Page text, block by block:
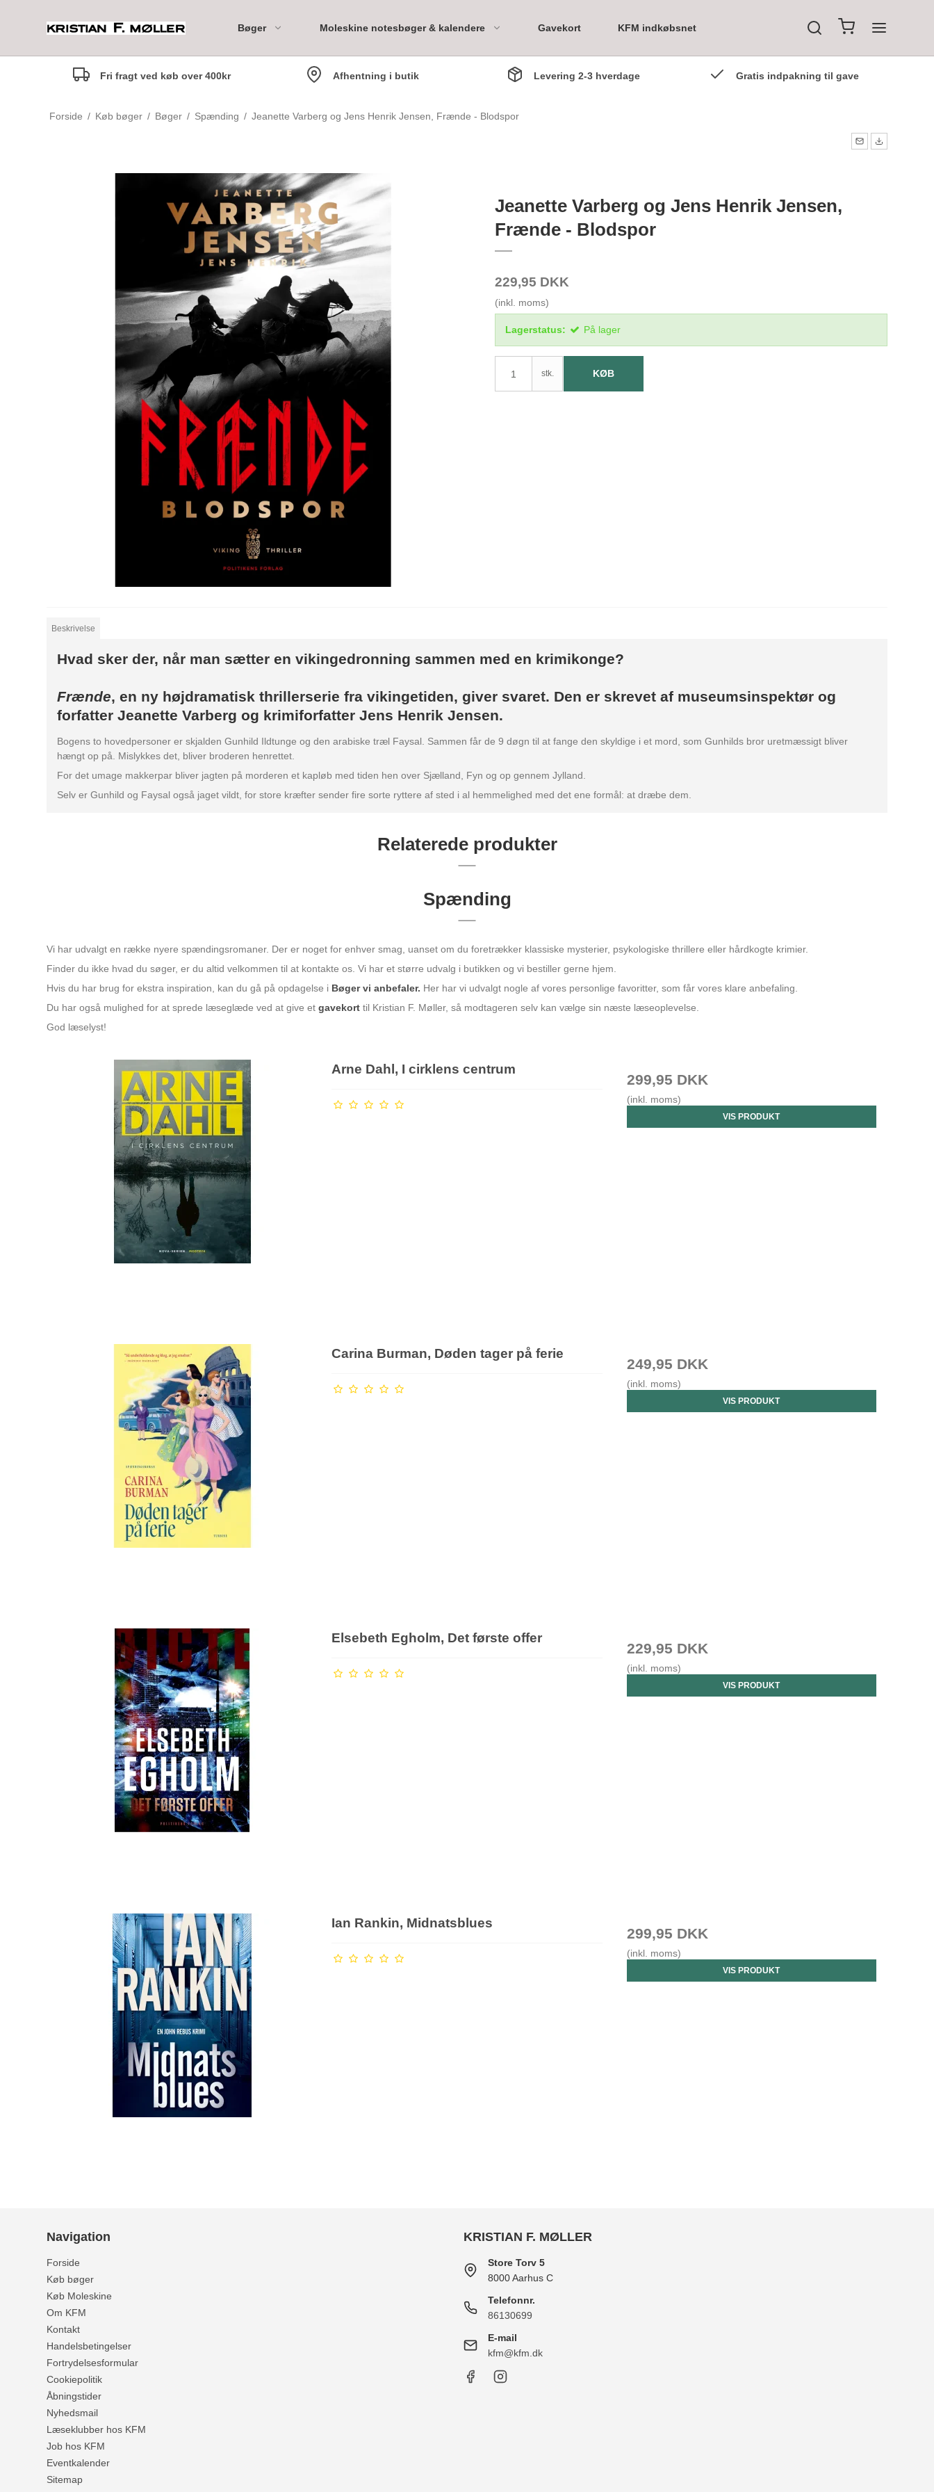
Bøger
Nina Johanne anbefaler
Til de små - 3-5 år
Til de mellemste - 6-7 år
Til Tweens - 8-12 år
Børnebogsklassikere
Fagbøger for børn
Bookpack 6 måneder
Bookpack 1 år
Moleskine notesbøger & kalendere
Moleskine 18M Weekly
Horizontal Diary
Gavekort KFM indkøbsnet
Fri fragt ved køb over 400kr Afhentning i butik Levering 2-3 hverdage Gratis indpakning til gave
Forside / Køb bøger / Bøger / Spænding / Jeanette Varberg og Jens Henrik Jensen, Frænde - Blodspor
Jeanette Varberg og Jens Henrik Jensen,
Frænde - Blodspor
229,95 DKK
(inkl. moms)
Lagerstatus: På lager
stk. KØB
Beskrivelse
Hvad sker der, når man sætter en vikingedronning sammen med en krimikonge?
Frænde, en ny højdramatisk thrillerserie fra vikingetiden, giver svaret. Den er skrevet af museumsinspektør og
forfatter Jeanette Varberg og krimiforfatter Jens Henrik Jensen.
Bogens to hovedpersoner er skjalden Gunhild Ildtunge og den arabiske træl Faysal. Sammen får de 9 døgn til at fange den skyldige i et mord, som Gunhilds bror uretmæssigt bliver
hængt op på. Mislykkes det, bliver broderen henrettet.
For det umage makkerpar bliver jagten på morderen et kapløb med tiden hen over Sjælland, Fyn og op gennem Jylland.
Selv er Gunhild og Faysal også jaget vildt, for store kræfter sender fire sorte ryttere af sted i al hemmelighed med det ene formål: at dræbe dem.
Relaterede produkter
Spænding
Vi har udvalgt en række nyere spændingsromaner. Der er noget for enhver smag, uanset om du foretrækker klassiske mysterier, psykologiske thrillere eller hårdkogte krimier.
Finder du ikke hvad du søger, er du altid velkommen til at kontakte os. Vi har et større udvalg i butikken og vi bestiller gerne hjem.
Hvis du har brug for ekstra inspiration, kan du gå på opdagelse i Bøger vi anbefaler. Her har vi udvalgt nogle af vores personlige favoritter, som får vores klare anbefaling.
Du har også mulighed for at sprede læseglæde ved at give etgavekort til Kristian F. Møller, så modtageren selv kan vælge sin næste læseoplevelse.
God læselyst!
Arne Dahl, I cirklens centrum
299,95 DKK
(inkl. moms)
VIS PRODUKT
Carina Burman, Døden tager på ferie
249,95 DKK
(inkl. moms)
VIS PRODUKT
Elsebeth Egholm, Det første offer
229,95 DKK
(inkl. moms)
VIS PRODUKT
Ian Rankin, Midnatsblues
299,95 DKK
(inkl. moms)
VIS PRODUKT
Navigation
Forside
Køb bøger
Køb Moleskine
Om KFM
Kontakt
Handelsbetingelser
Fortrydelsesformular
Cookiepolitik
Åbningstider
Nyhedsmail
Læseklubber hos KFM
Job hos KFM
Eventkalender
Sitemap
KRISTIAN F. MØLLER
Store Torv 5
8000 Aarhus C
Telefonnr.
86130699
E-mail
kfm@kfm.dk